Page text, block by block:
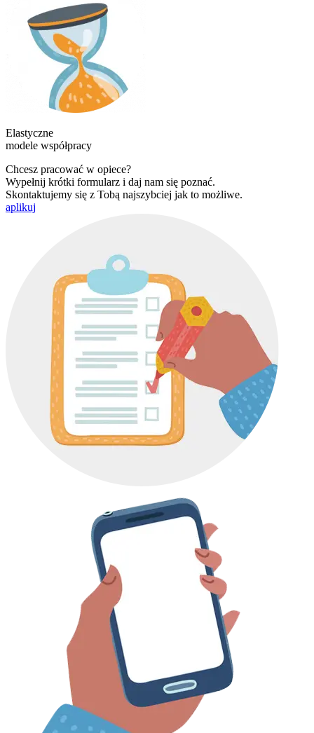
Elastyczne
modele współpracy
Chcesz pracować w opiece?
Wypełnij krótki formularz i daj nam się poznać.
Skontaktujemy się z Tobą najszybciej jak to możliwe.
aplikuj